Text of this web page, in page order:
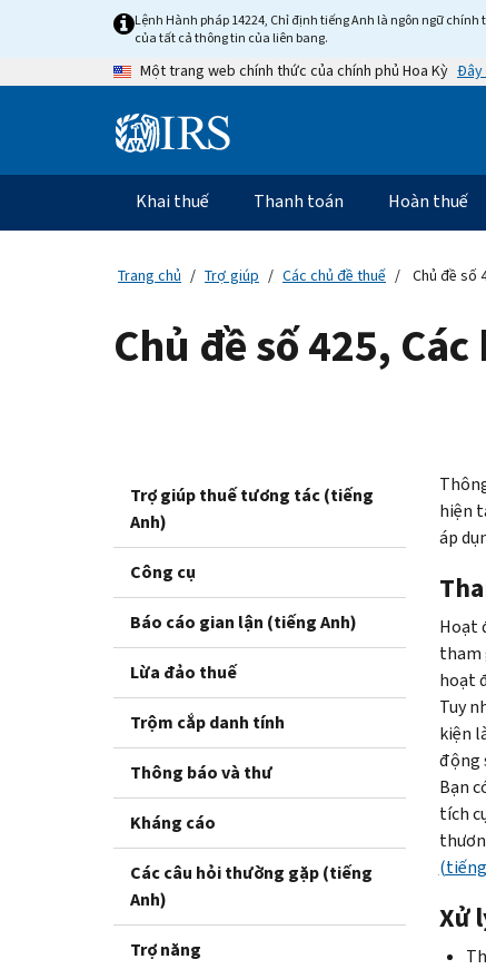
content
Lệnh Hành pháp 14224, Chỉ định tiếng Anh là ngôn ngữ
của tất cả thông tin của liên bang.
Một trang web chính thức của chính phủ Hoa Kỳ Đây
Information
Điều
hướng
chính
Khai thuế Thanh toán Hoàn thuế
Trang chủ Trợ giúp Các chủ đề thuế Chủ đề số
Chủ đề số 425,
Trợ giúp thuế tương tác (tiếng
Anh)
Công cụ
Báo cáo gian lận (tiếng Anh)
Lừa đảo thuế
Trộm cắp danh tính
Thông báo và thư
Kháng cáo
Các câu hỏi thường gặp (tiếng
Anh)
Trợ năng
hiện
áp
Hoạt
tham
hoạt
Tuy
kiện
động
Bạn
tích
Xử